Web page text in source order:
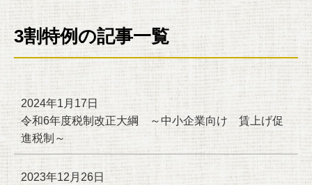
3割特例の記事一覧
2024年1月17日
令和6年度税制改正大綱 ～中小企業向け 賃上げ促
進税制～
2023年12月26日